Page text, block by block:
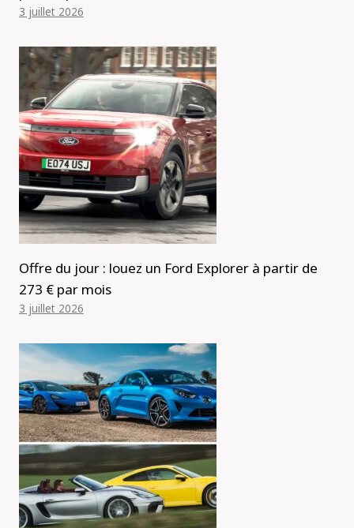
3 juillet 2026
Offre du jour : louez un Ford Explorer à partir de
273 € par mois
3 juillet 2026